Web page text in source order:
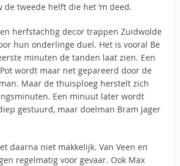
de tweede helft die het ‘m deed.
herfstachtig decor trappen Zuidwolde
hun onderlinge duel. Het is vooral Be
minuten de tanden laat zien. Een
wordt maar net gepareerd door de
Maar de thuisploeg herstelt zich
Een minuut later wordt
gestuurd, maar doelman Bram Jager
daarna niet makkelijk. Van Veen en
regelmatig voor gevaar. Ook Max